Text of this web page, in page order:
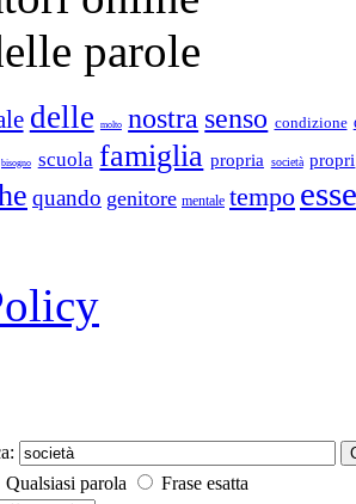
parole
delle molto nostra senso condizione
bisogno scuola famiglia propria società propri
quando genitore mentale tempo
Qualsiasi parola
Frase esatta